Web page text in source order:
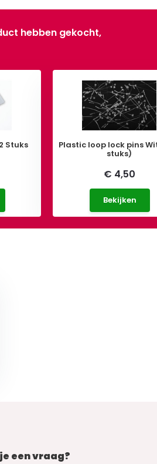
hebben gekocht,
Draaddoorstekers 2 Stuks Plastic loop lock pins
stuks)
€ 4,50
Bekijken
een vraag?